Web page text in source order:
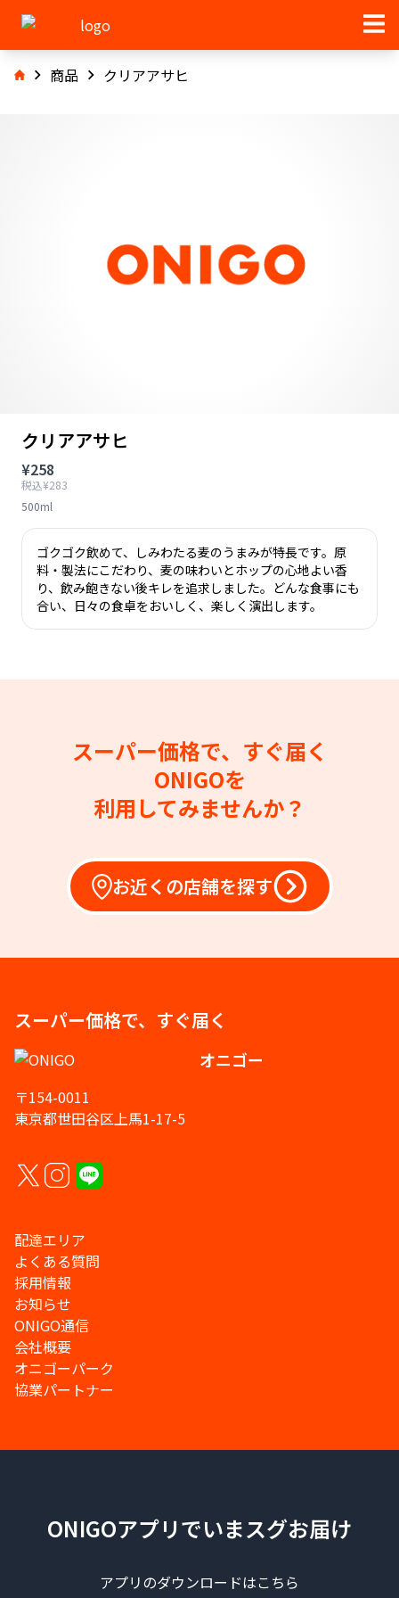
商品 クリアアサヒ
クリアアサヒ
¥258
税込¥283
500ml
ゴクゴク飲めて、しみわたる麦のうまみが特長です。原
料・製法にこだわり、麦の味わいとホップの心地よい香
り、飲み飽きない後キレを追求しました。どんな食事にも
合い、日々の食卓をおいしく、楽しく演出します。
スーパー価格で、すぐ届く
ONIGOを
利用してみませんか？
お近くの店舗を探す
スーパー価格で、すぐ届く
オニゴー
〒154-0011
東京都世田谷区上馬1-17-5
配達エリア
よくある質問
採用情報
お知らせ
ONIGO通信
会社概要
オニゴーパーク
協業パートナー
ONIGOアプリでいまスグお届け
アプリのダウンロードはこちら